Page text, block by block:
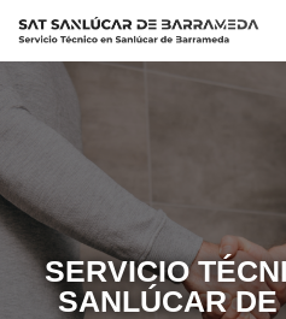
Saltar
SERVICIO
SANLÚCAR